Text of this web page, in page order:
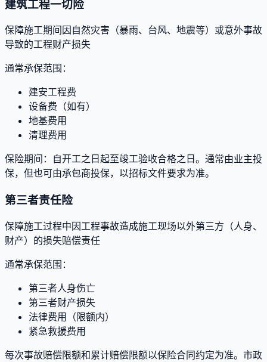
建筑工程一切险
保障施工期间因自然灾害（暴雨、台风、地震等）或意外事故
导致的工程财产损失
通常承保范围：
建安工程费
设备费（如有）
地基费用
清理费用
保险期间：自开工之日起至竣工验收合格之日。通常由业主投
保，但也可由承包商投保，以招标文件要求为准。
第三者责任险
保障施工过程中因工程事故造成施工现场以外第三方（人身、
财产）的损失赔偿责任
通常承保范围：
第三者人身伤亡
第三者财产损失
法律费用（限额内）
紧急救援费用
每次事故赔偿限额和累计赔偿限额以保险合同约定为准。市政